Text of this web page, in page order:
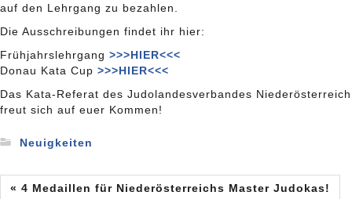
auf den Lehrgang zu bezahlen.
Die Ausschreibungen findet ihr hier:
Frühjahrslehrgang >>>HIER<<<
Donau Kata Cup >>>HIER<<<
Das Kata-Referat des Judolandesverbandes Niederösterreich
freut sich auf euer Kommen!
Neuigkeiten
« 4 Medaillen für Niederösterreichs Master Judokas!